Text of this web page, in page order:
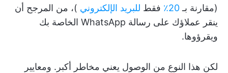
(مقارنة بـ20٪ فقط للبريد الإلكتروني )، من المرجح أن
ينقر عملاؤك على رسالة WhatsApp الخاصة بك
ويقرؤوها.
لكن هذا النوع من الوصول يعني مخاطر أكبر. ومعايير